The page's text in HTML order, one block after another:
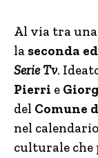
Al via tra
la seconda
Serie Tv.
Pierri e
del Comune
nel
culturale che